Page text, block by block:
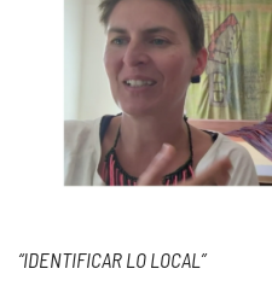
“IDENTIFICAR LO LOCAL”